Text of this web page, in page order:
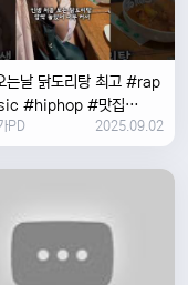
는날 ￼닭도리탕 최고 #rap
#hiphop #맛집
#여행 #food ￼
PD 2025.09.02